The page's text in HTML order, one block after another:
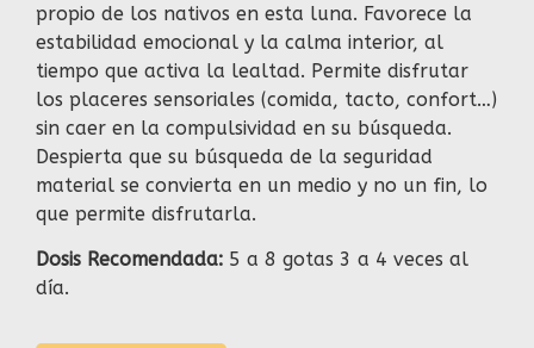
propio de los nativos en esta luna. Favorece la
estabilidad emocional y la calma interior, al
tiempo que activa la lealtad. Permite disfrutar
los placeres sensoriales (comida, tacto, confort…)
sin caer en la compulsividad en su búsqueda.
Despierta que su búsqueda de la seguridad
material se convierta en un medio y no un fin, lo
que permite disfrutarla.
Dosis Recomendada: 5 a 8 gotas 3 a 4 veces al
día.